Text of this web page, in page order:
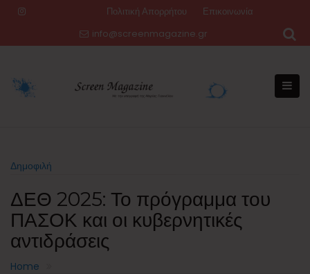
Πολιτική Απορρήτου
Επικοινωνία
info@screenmagazine.gr
Δημοφιλή
ΔΕΘ 2025: Το πρόγραμμα του
ΠΑΣΟΚ και οι κυβερνητικές
αντιδράσεις
Home